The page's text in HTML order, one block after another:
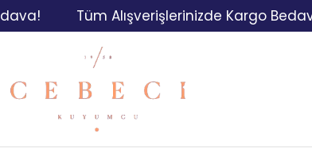
Tüm Alışverişlerinizde Kargo Bedava!